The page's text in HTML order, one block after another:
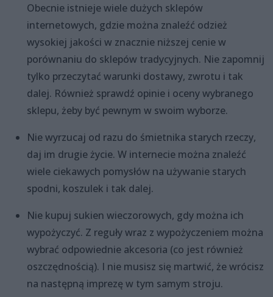
Obecnie istnieje wiele dużych sklepów
internetowych, gdzie można znaleźć odzież
wysokiej jakości w znacznie niższej cenie w
porównaniu do sklepów tradycyjnych. Nie zapomnij
tylko przeczytać warunki dostawy, zwrotu i tak
dalej. Również sprawdź opinie i oceny wybranego
sklepu, żeby być pewnym w swoim wyborze.
Nie wyrzucaj od razu do śmietnika starych rzeczy,
daj im drugie życie. W internecie można znaleźć
wiele ciekawych pomysłów na używanie starych
spodni, koszulek i tak dalej.
Nie kupuj sukien wieczorowych, gdy można ich
wypożyczyć. Z reguły wraz z wypożyczeniem można
wybrać odpowiednie akcesoria (co jest również
oszczędnością). I nie musisz się martwić, że wrócisz
na następną imprezę w tym samym stroju.